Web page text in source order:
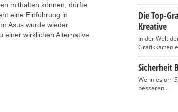
mithalten können, dürfte
eine Einführung in
Asus wurde wieder
einer wirklichen Alternative
Die Top-
Kreative
In der Welt
Grafikkarten
Sicherheit
Wenn es um
besseren...